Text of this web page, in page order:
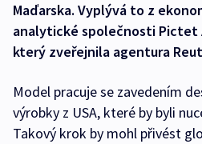
Maďarska. Vyplývá to z
analytické společnosti Pictet
který zveřejnila agentura
Model pracuje se zavedením
výrobky z USA, které by byli
Takový krok by mohl přivést